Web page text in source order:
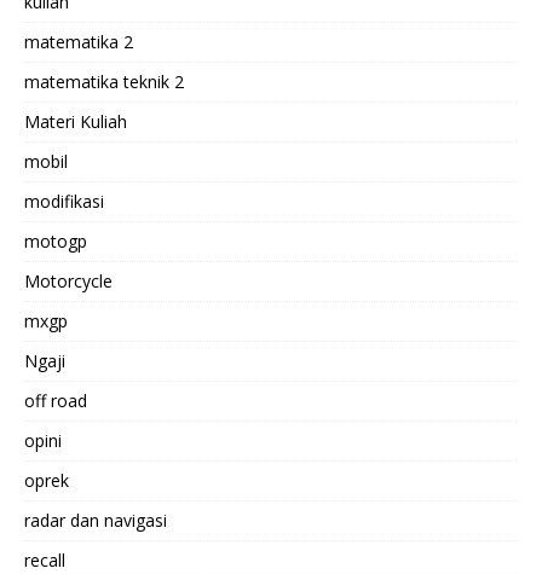
matematika 2
matematika teknik 2
Materi Kuliah
mobil
modifikasi
motogp
Motorcycle
mxgp
Ngaji
off road
opini
oprek
radar dan navigasi
recall